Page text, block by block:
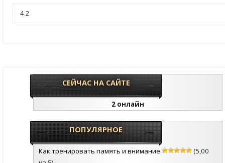
СЕЙЧАС НА САЙТЕ
2 онлайн
ПОПУЛЯРНОЕ
Как тренировать память и внимание
(5,00